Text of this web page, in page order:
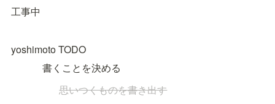
工事中
yoshimoto TODO
書くことを決める
思いつくものを書き出す